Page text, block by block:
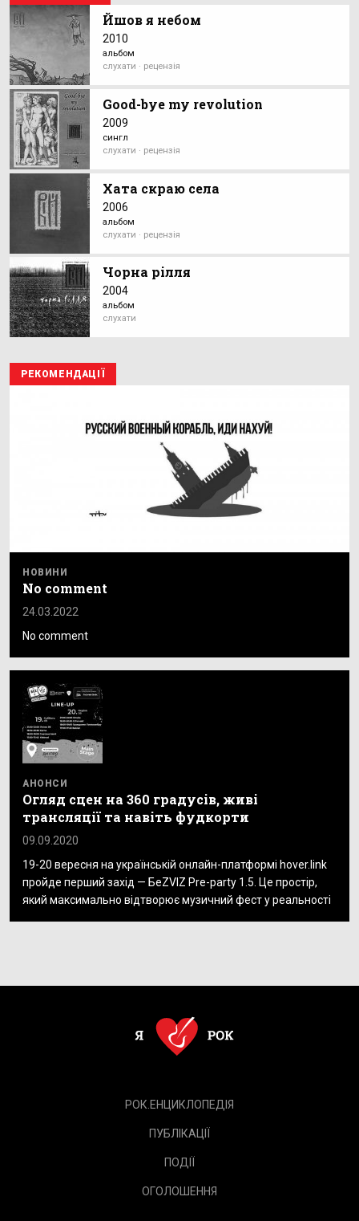
Йшов я небом
2010
альбом
слухати · рецензія
Good-bye my revolution
2009
сингл
слухати · рецензія
Хата скраю села
2006
альбом
слухати · рецензія
Чорна рілля
2004
альбом
слухати
РЕКОМЕНДАЦІЇ
НОВИНИ
No comment
24.03.2022
No comment
АНОНСИ
Огляд сцен на 360 градусів, живі
трансляції та навіть фудкорти
09.09.2020
19-20 вересня на українській онлайн-платформі hover.link
пройде перший захід — БеZVIZ Pre-party 1.5. Це простір,
який максимально відтворює музичний фест у реальності
РОК.ЕНЦИКЛОПЕДІЯ
ПУБЛІКАЦІЇ
ПОДІЇ
ОГОЛОШЕННЯ